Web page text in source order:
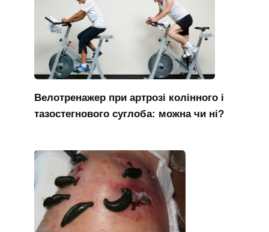
Велотренажер при артрозі колінного і
тазостегнового суглоба: можна чи ні?